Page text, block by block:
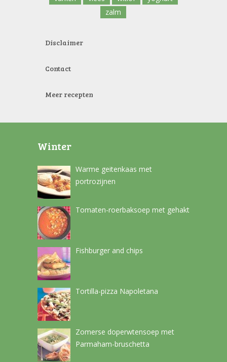
zalm
Disclaimer
Contact
Meer recepten
Winter
Warme geitenkaas met
portrozijnen
Tomaten-roerbaksoep met gehakt
Fishburger and chips
Tortilla-pizza Napoletana
Zomerse doperwtensoep met
Parmaham-bruschetta